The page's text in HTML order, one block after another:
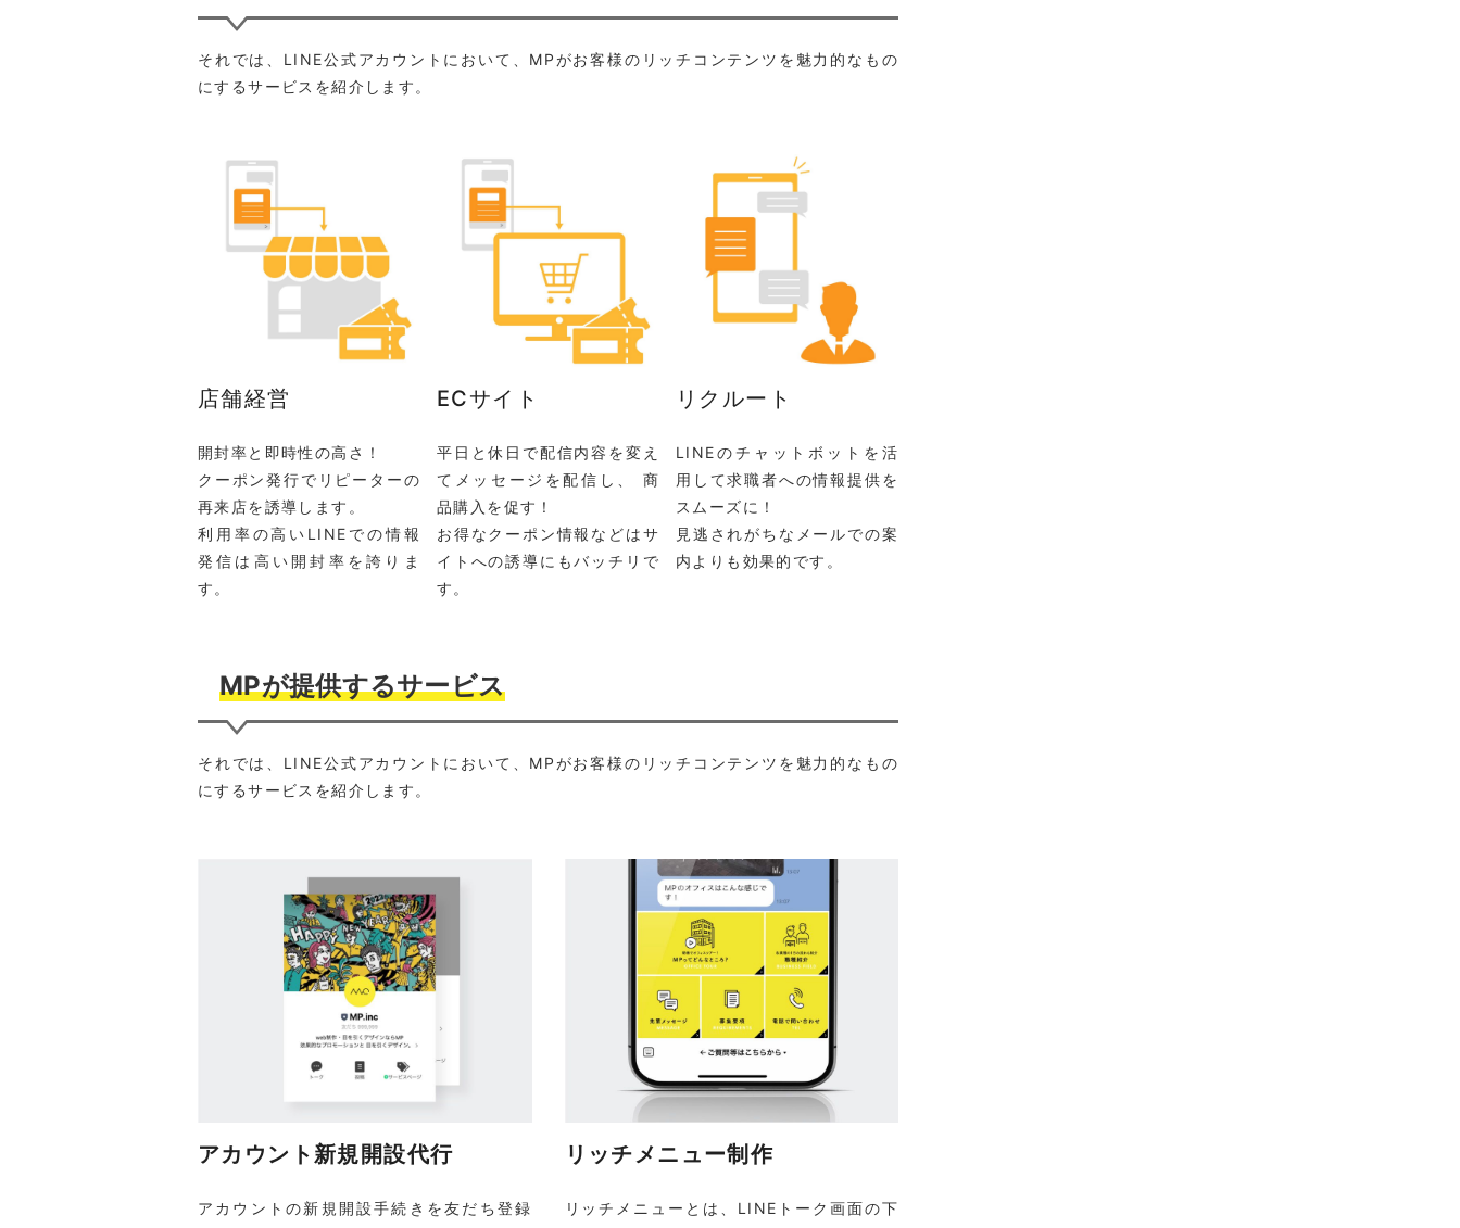
それでは、LINE公式アカウントにおいて、MPがお客様のリッチコンテンツを魅力的なもの
にするサービスを紹介します。
店舗経営
開封率と即時性の高さ！
クーポン発行でリピーターの
再来店を誘導します。
利用率の高いLINEでの情報
発信は高い開封率を誇りま
す。
ECサイト
平日と休日で配信内容を変え
てメッセージを配信し、 商
品購入を促す！
お得なクーポン情報などはサ
イトへの誘導にもバッチリで
す。
リクルート
LINEのチャットボットを活
用して求職者への情報提供を
スムーズに！
見逃されがちなメールでの案
内よりも効果的です。
MPが提供するサービス
それでは、LINE公式アカウントにおいて、MPがお客様のリッチコンテンツを魅力的なもの
にするサービスを紹介します。
アカウント新規開設代行
アカウントの新規開設手続きを友だち登録
リッチメニュー制作
リッチメニューとは、LINEトーク画面の下